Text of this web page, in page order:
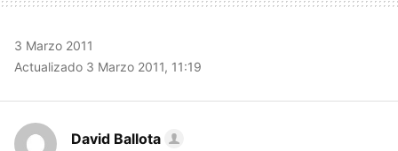
3 Marzo 2011
Actualizado 3 Marzo 2011, 11:19
David Ballota